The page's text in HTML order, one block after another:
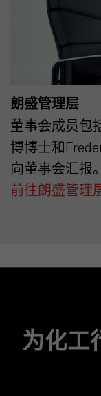
朗盛管理层
董事会成员包
博博士和
向董事会汇报。
前往朗盛管理
为化工